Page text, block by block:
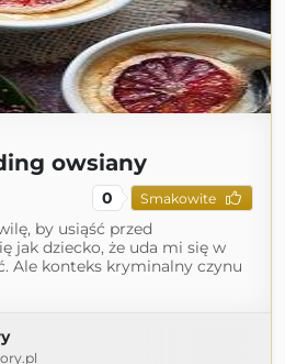
owsiany
0 Smakowite
by usiąść przed
jak dziecko, że uda mi się w
Ale konteks kryminalny czynu